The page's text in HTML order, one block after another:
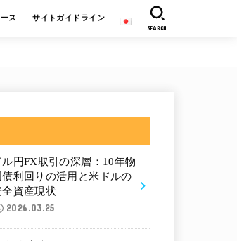
ス サイトガイドライン
SEARCH
ル円FX取引の深層：10年物
債利回りの活用と米ドルの
全資産現状
2026.03.25